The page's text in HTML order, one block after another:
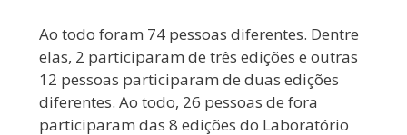
Ao todo foram 74 pessoas diferentes. Dentre
elas, 2 participaram de três edições e outras
12 pessoas participaram de duas edições
diferentes. Ao todo, 26 pessoas de fora
participaram das 8 edições do Laboratório